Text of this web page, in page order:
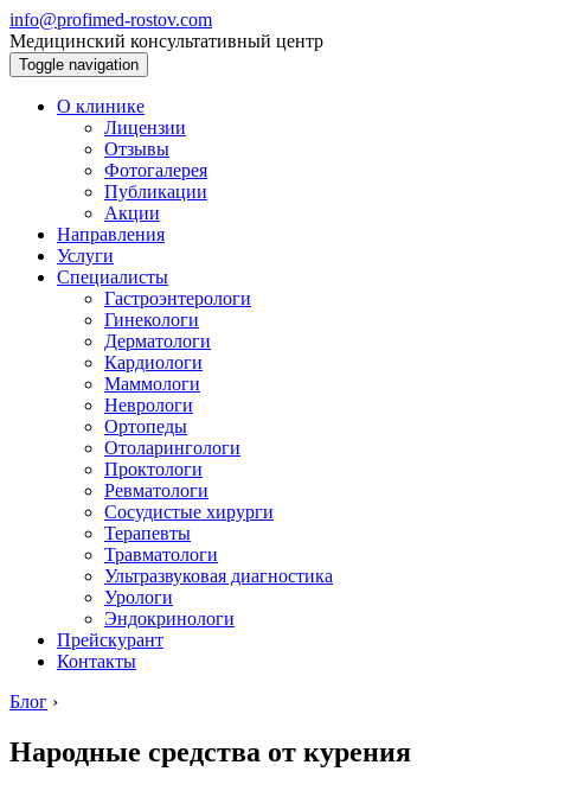
info@profimed-rostov.com
Медицинский консультативный центр
Toggle navigation
О клинике
Лицензии
Отзывы
Фотогалерея
Публикации
Акции
Направления
Услуги
Специалисты
Гастроэнтерологи
Гинекологи
Дерматологи
Кардиологи
Маммологи
Неврологи
Ортопеды
Отоларингологи
Проктологи
Ревматологи
Сосудистые хирурги
Терапевты
Травматологи
Ультразвуковая диагностика
Урологи
Эндокринологи
Прейскурант
Контакты
Блог ›
Народные средства от курения